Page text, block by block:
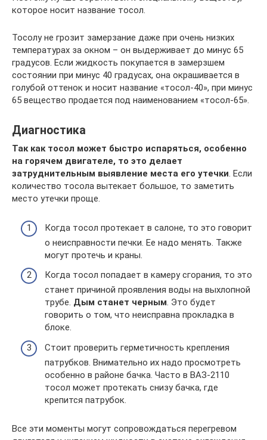
которое носит название тосол.
Тосолу не грозит замерзание даже при очень низких
температурах за окном – он выдерживает до минус 65
градусов. Если жидкость покупается в замерзшем
состоянии при минус 40 градусах, она окрашивается в
голубой оттенок и носит название «тосол-40», при минус
65 вещество продается под наименованием «тосол-65».
Диагностика
Так как тосол может быстро испаряться, особенно
на горячем двигателе, то это делает
затруднительным выявление места его утечки. Если
количество тосола вытекает большое, то заметить
место утечки проще.
Когда тосол протекает в салоне, то это говорит
о неисправности печки. Ее надо менять. Также
могут протечь и краны.
Когда тосол попадает в камеру сгорания, то это
станет причиной проявления воды на выхлопной
трубе. Дым станет черным. Это будет
говорить о том, что неисправна прокладка в
блоке.
Стоит проверить герметичность крепления
патрубков. Внимательно их надо просмотреть
особенно в районе бачка. Часто в ВАЗ-2110
тосол может протекать снизу бачка, где
крепится патрубок.
Все эти моменты могут сопровождаться перегревом